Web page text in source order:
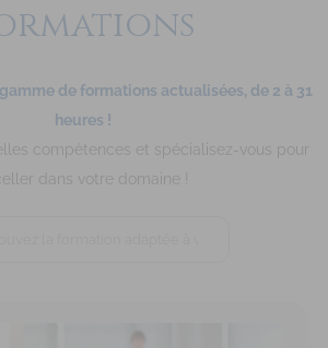
de formations actualisées, de 2 à 31
heures !
compétences et spécialisez-vous pour
dans votre domaine !